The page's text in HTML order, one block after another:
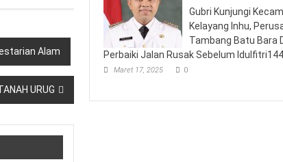
Alam
URUG
Gubri Kunjungi
Kelayang Inhu,
Tambang Batu Bara
Perbaiki Jalan Rusak Sebelum
Maret 17, 2025 0